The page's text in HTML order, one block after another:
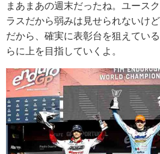
まあまあの週末だったね。ユース
ラスだから弱みは見せられないけ
だから、確実に表彰台を狙えてい
らに上を目指していくよ。